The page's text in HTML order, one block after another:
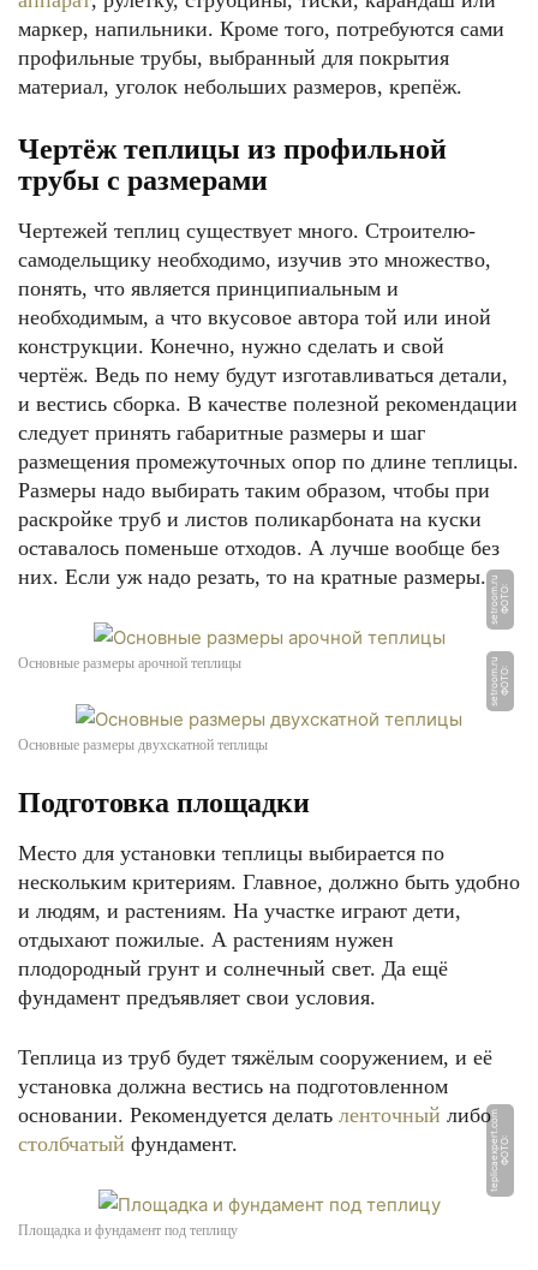
маркер, напильники. Кроме того, потребуются сами
профильные трубы, выбранный для покрытия
материал, уголок небольших размеров, крепёж.
Чертёж теплицы из профильной
трубы с размерами
Чертежей теплиц существует много. Строителю-
самодельщику необходимо, изучив это множество,
понять, что является принципиальным и
необходимым, а что вкусовое автора той или иной
конструкции. Конечно, нужно сделать и свой
чертёж. Ведь по нему будут изготавливаться детали,
и вестись сборка. В качестве полезной рекомендации
следует принять габаритные размеры и шаг
размещения промежуточных опор по длине теплицы.
Размеры надо выбирать таким образом, чтобы при
раскройке труб и листов поликарбоната на куски
оставалось поменьше отходов. А лучше вообще без
них. Если уж надо резать, то на кратные размеры.
Ф
О
Т
О:
s
e
t
r
o
o
m.
r
u
Основные размеры арочной теплицы
Ф
О
Т
О:
s
e
t
r
o
o
m.
r
u
Основные размеры двухскатной теплицы
Подготовка площадки
Место для установки теплицы выбирается по
нескольким критериям. Главное, должно быть удобно
и людям, и растениям. На участке играют дети,
отдыхают пожилые. А растениям нужен
плодородный грунт и солнечный свет. Да ещё
фундамент предъявляет свои условия.
Теплица из труб будет тяжёлым сооружением, и её
установка должна вестись на подготовленном
основании. Рекомендуется делать ленточный либо
столбчатый фундамент. Ф
О
Т
О:
t
e
pli
c
a
e
x
p
e
r
t.
c
o
m
Площадка и фундамент под теплицу